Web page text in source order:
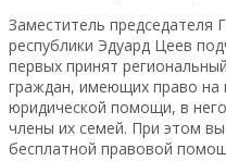
Заместитель председателя
республики Эдуард Цеев
первых принят
граждан, имеющих право на
юридической помощи, в
члены их семей. При этом
бесплатной правовой